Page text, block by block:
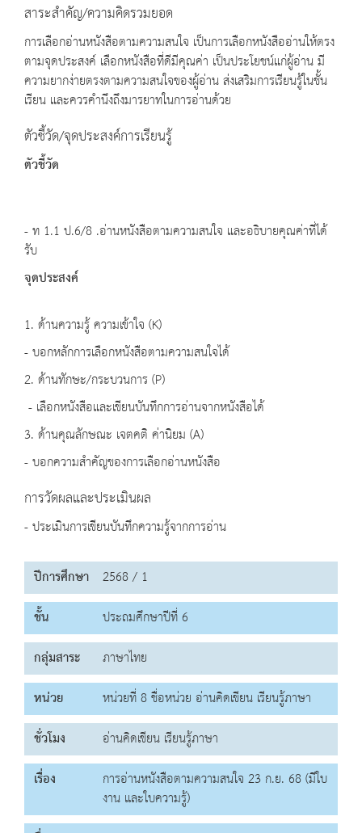
สาระสำคัญ/ความคิดรวมยอด
การเลือกอ่านหนังสือตามความสนใจ เป็นการเลือกหนังสืออ่านให้ตรง
ตามจุดประสงค์ เลือกหนังสือที่ดีมีคุณค่า เป็นประโยชน์แก่ผู้อ่าน มี
ความยากง่ายตรงตามความสนใจของผู้อ่าน ส่งเสริมการเรียนรู้ในชั้น
เรียน และควรคำนึงถึงมารยาทในการอ่านด้วย
ตัวชี้วัด/จุดประสงค์การเรียนรู้
ตัวชี้วัด
- ท 1.1 ป.6/8 .อ่านหนังสือตามความสนใจ และอธิบายคุณค่าที่ได้
รับ
จุดประสงค์
1. ด้านความรู้ ความเข้าใจ (K)
- บอกหลักการเลือกหนังสือตามความสนใจได้
2. ด้านทักษะ/กระบวนการ (P)
- เลือกหนังสือและเขียนบันทึกการอ่านจากหนังสือได้
3. ด้านคุณลักษณะ เจตคติ ค่านิยม (A)
- บอกความสำคัญของการเลือกอ่านหนังสือ
การวัดผลและประเมินผล
- ประเมินการเขียนบันทึกความรู้จากการอ่าน
ปีการศึกษา 2568 / 1
ชั้น
ประถมศึกษาปีที่ 6
กลุ่มสาระ
ภาษาไทย
หน่วย
หน่วยที่ 8 ชื่อหน่วย อ่านคิดเขียน เรียนรู้ภาษา
ชั่วโมง
อ่านคิดเขียน เรียนรู้ภาษา
เรื่อง
การอ่านหนังสือตามความสนใจ 23 ก.ย. 68 (มีใบ
งาน และใบความรู้)